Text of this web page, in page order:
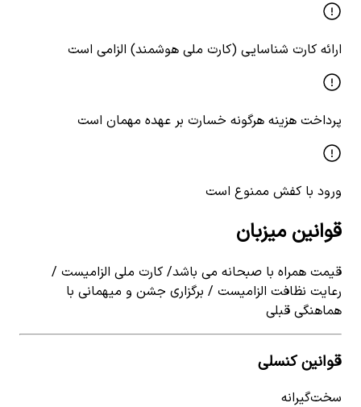
ارائه کارت شناسایی (کارت ملی هوشمند) الزامی است
پرداخت هزینه هرگونه خسارت بر عهده مهمان است
ورود با کفش ممنوع است
قوانین میزبان
قیمت همراه با صبحانه می باشد/ کارت ملی الزامیست /
رعایت نظافت الزامیست / برگزاری جشن و میهمانی با
هماهنگی قبلی
قوانین کنسلی
سخت‌گیرانه